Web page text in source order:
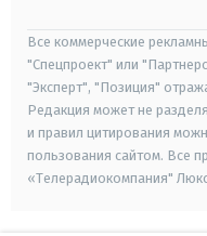
Все коммерческие
"Спецпроект" или
"Эксперт", "Позиция"
Редакция может не
и правил цитирования
пользования сайтом. Все
«Телерадиокомпания"